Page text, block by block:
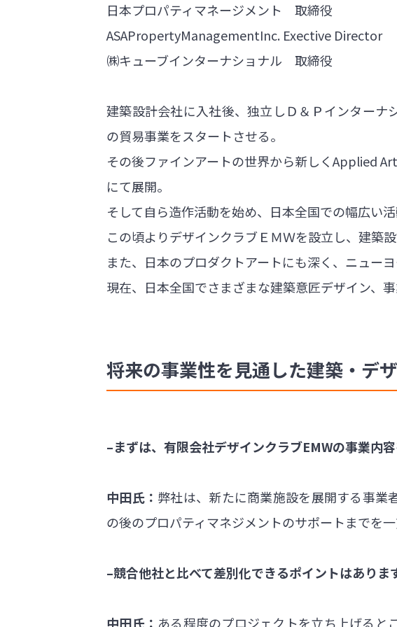
日本プロパティマネージメント 取締役
ASAPropertyManagementInc. Exective Director
㈱キューブインターナショナル 取締役
建築設計会社に入社後、独立しＤ＆Ｐインターナ
の貿易事業をスタートさせる。
その後ファインアートの世界から新しくApplied
にて展開。
そして自ら造作活動を始め、日本全国での幅広い活
この頃よりデザインクラブＥＭＷを設立し、建築
また、日本のプロダクトアートにも深く、ニュー
現在、日本全国でさまざまな建築意匠デザイン、
将来の事業性を見通した建築・デ
–まずは、有限会社デザインクラブEMWの事業内容
中田氏： 弊社は、新たに商業施設を展開する事業
の後のプロパティマネジメントのサポートまでを一
–競合他社と比べて差別化できるポイントはありま
中田氏： ある程度のプロジェクトを立ち上げると